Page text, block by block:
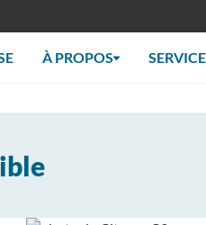
À PROPOS